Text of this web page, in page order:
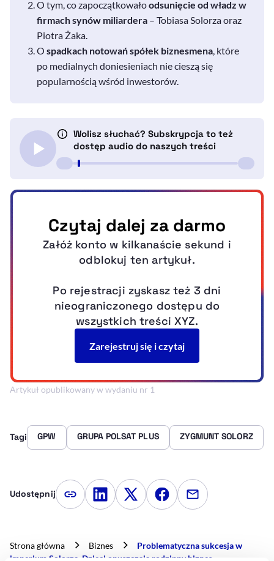
O tym, co zapoczątkowałoodsunięcie od władz w
firmach synów miliardera – Tobiasa Solorza oraz
Piotra Żaka.
O spadkach notowań spółek biznesmena , które
po medialnych doniesieniach nie cieszą się
popularnością wśród inwestorów.
Artykuł opublikowany w wydaniu nr 1
Tagi GPW GRUPA POLSAT PLUS ZYGMUNT SOLORZ
Udostępnij Kopiuj link artykułu
Udostępnij na LinkedIn
Udostępnij na Twitterze
Udostępnij na
Udostępnij
Strona główna Biznes
Problematyczna sukcesja w
imperium Solorza. Dzieci opuszczają rodzinny biznes